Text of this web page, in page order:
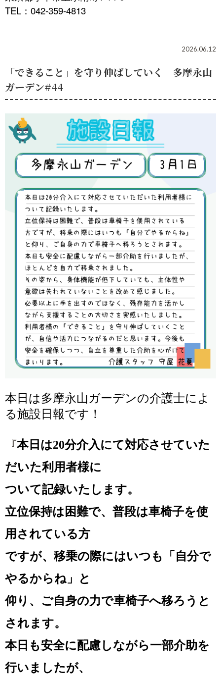
TEL ： 042-359-4813
2026.06.12
「できること」を守り伸ばしていく 多摩永山
ガーデン#44
本日は多摩永山ガーデンの介護士によ
る施設日報です！
『本日は20分介入にて対応させていた
だいた利用者様に
ついて記録いたします。
立位保持は困難で、普段は車椅子を使
用されている方
ですが、移乗の際にはいつも「自分で
やるからね」と
仰り、ご自身の力で車椅子へ移ろうと
されます。
本日も安全に配慮しながら一部介助を
行いましたが、